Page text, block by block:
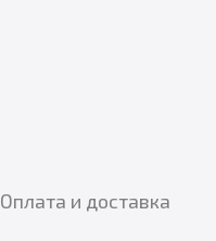
Оплата и доставка